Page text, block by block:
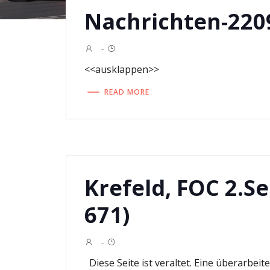
Nachrichten-
-
<<ausklappen>>
READ MORE
Krefeld, FOC
671)
-
Diese Seite ist veraltet. Eine